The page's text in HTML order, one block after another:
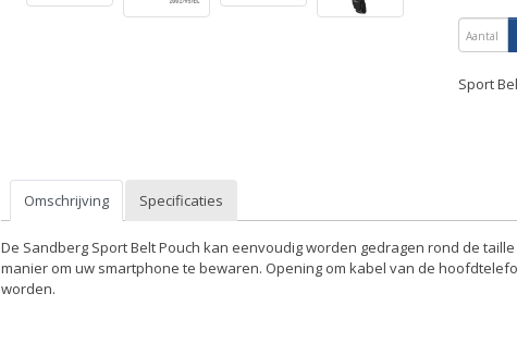
Sport
Omschrijving Specificaties
De Sandberg Sport Belt Pouch kan eenvoudig worden gedragen rond de
manier om uw smartphone te bewaren. Opening om kabel van de
worden.